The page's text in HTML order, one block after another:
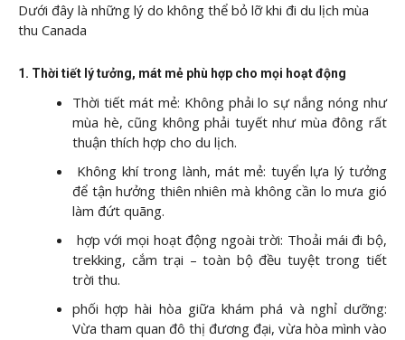
Dưới đây là những lý do không thể bỏ lỡ khi đi du lịch mùa
thu Canada
1. Thời tiết lý tưởng, mát mẻ phù hợp cho mọi hoạt động
Thời tiết mát mẻ: Không phải lo sự nắng nóng như
mùa hè, cũng không phải tuyết như mùa đông rất
thuận thích hợp cho du lịch.
Không khí trong lành, mát mẻ: tuyển lựa lý tưởng
để tận hưởng thiên nhiên mà không cần lo mưa gió
làm đứt quãng.
hợp với mọi hoạt động ngoài trời: Thoải mái đi bộ,
trekking, cắm trại – toàn bộ đều tuyệt trong tiết
trời thu.
phối hợp hài hòa giữa khám phá và nghỉ dưỡng:
Vừa tham quan đô thị đương đại, vừa hòa mình vào